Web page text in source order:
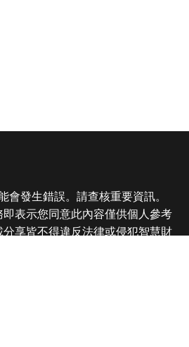
會發生錯誤。請查核重要資訊。
表示您同意此內容僅供個人參考
享皆不得違反法律或侵犯智慧財